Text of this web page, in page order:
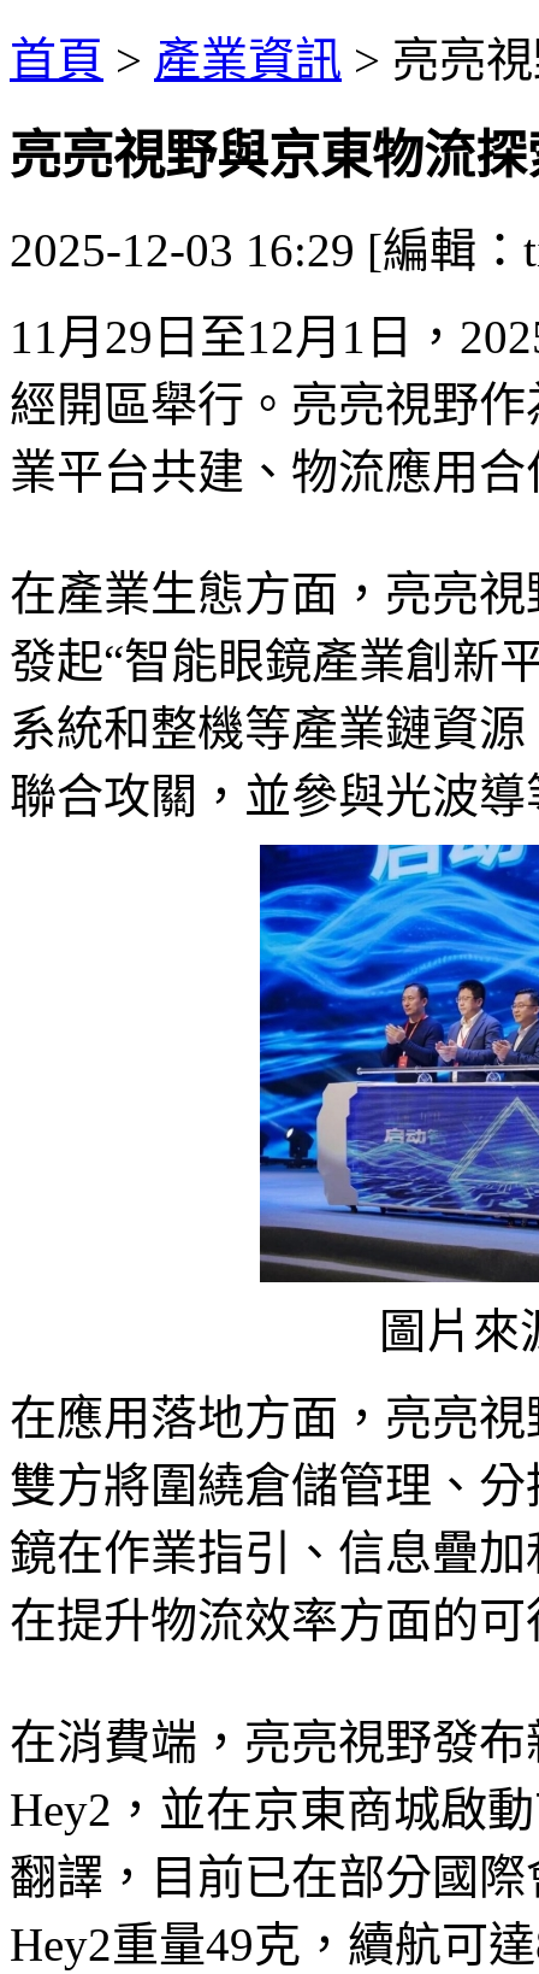
首頁 > 產業資訊 > 亮亮
亮亮視野與京東物流
2025-12-03 16:29 [編輯：
11月29日至12月1日，
經開區舉行。亮亮視野
業平台共建、物流應用
在產業生態方面，亮亮
發起“智能眼鏡產業創新
系統和整機等產業鏈資
聯合攻關，並參與光波
圖片來
在應用落地方面，亮亮
雙方將圍繞倉儲管理、
鏡在作業指引、信息疊
在提升物流效率方面的可
在消費端，亮亮視野發
Hey2，並在京東商城啟
翻譯，目前已在部分國
Hey2重量49克，續航可